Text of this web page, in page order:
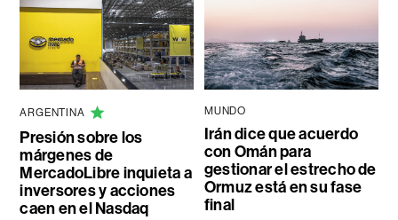
ARGENTINA
Presión sobre los
márgenes de
MercadoLibre inquieta a
inversores y acciones
caen en el Nasdaq
MUNDO
Irán dice que acuerdo
con Omán para
gestionar el estrecho de
Ormuz está en su fase
final